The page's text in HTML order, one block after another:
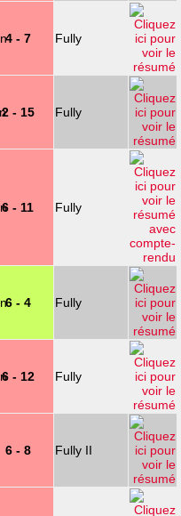
4 - 7 Fully
2 - 15 Fully
6 - 11 Fully
6 - 4 Fully
6 - 12 Fully
6 - 8 Fully II